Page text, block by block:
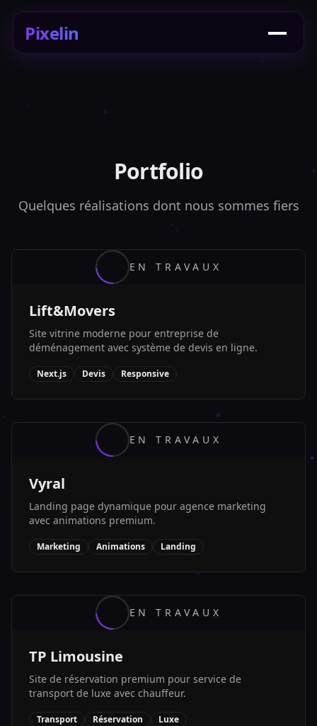
Pixelin
Portfolio
Quelques réalisations dont nous sommes fiers
EN TRAVAUX
Lift&Movers
Site vitrine moderne pour entreprise de
déménagement avec système de devis en ligne.
Next.js Devis Responsive
EN TRAVAUX
Vyral
Landing page dynamique pour agence marketing
avec animations premium.
Marketing Animations Landing
EN TRAVAUX
TP Limousine
Site de réservation premium pour service de
transport de luxe avec chauffeur.
Transport Réservation Luxe